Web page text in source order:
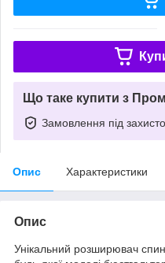
Що таке купити з
Замовлення під
Опис Характеристики
Опис
Унікальний розширювач